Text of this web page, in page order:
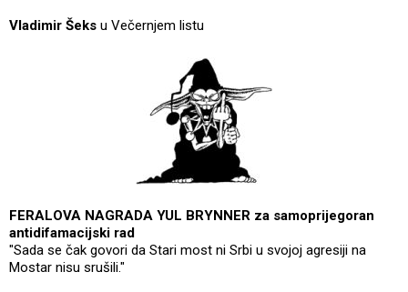
Vladimir Šeks u Večernjem listu
FERALOVA NAGRADA YUL BRYNNER za samoprijegoran
antidifamacijski rad
"Sada se čak govori da Stari most ni Srbi u svojoj agresiji na
Mostar nisu srušili."